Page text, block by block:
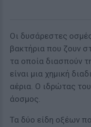
Οι δυσάρεστες
βακτήρια που ζουν
τα οποία διασπούν
είναι μια χημική
αέρια. Ο ιδρώτας
άοσμος.
Τα δύο είδη οξέων